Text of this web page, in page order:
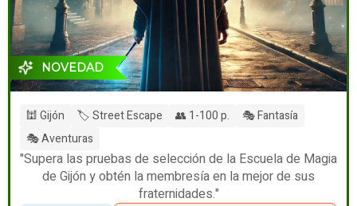
NOVEDAD
🕍 Gijón 🏷️ Street Escape 👥 1-100 p.
🎭 Fantasía
🎭 Aventuras
"Supera las pruebas de selección de la Escuela de Magia
de Gijón y obtén la membresía en la mejor de sus
fraternidades."